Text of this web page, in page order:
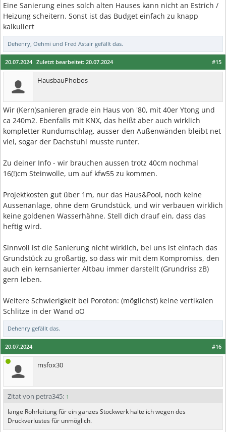
Eine Sanierung eines solch alten Hauses kann nicht an Estrich /
Heizung scheitern. Sonst ist das Budget einfach zu knapp
kalkuliert
Dehenry, Oehmi und Fred Astair gefällt das.
#15
20.07.2024 Zuletzt bearbeitet: 20.07.2024
HausbauPhobos
Wir (Kern)sanieren grade ein Haus von '80, mit 40er Ytong und
ca 240m2. Ebenfalls mit KNX, das heißt aber auch wirklich
kompletter Rundumschlag, ausser den Außenwänden bleibt net
viel, sogar der Dachstuhl musste runter.
Zu deiner Info - wir brauchen aussen trotz 40cm nochmal
16(!)cm Steinwolle, um auf kfw55 zu kommen.
Projektkosten gut über 1m, nur das Haus&Pool, noch keine
Aussenanlage, ohne dem Grundstück, und wir verbauen wirklich
keine goldenen Wasserhähne. Stell dich drauf ein, dass das
heftig wird.
Sinnvoll ist die Sanierung nicht wirklich, bei uns ist einfach das
Grundstück zu großartig, so dass wir mit dem Kompromiss, den
auch ein kernsanierter Altbau immer darstellt (Grundriss zB)
gern leben.
Weitere Schwierigkeit bei Poroton: (möglichst) keine vertikalen
Schlitze in der Wand oO
Dehenry gefällt das.
#16
20.07.2024
msfox30
Zitat von petra345: ↑
lange Rohrleitung für ein ganzes Stockwerk halte ich wegen des
Druckverlustes für unmöglich.